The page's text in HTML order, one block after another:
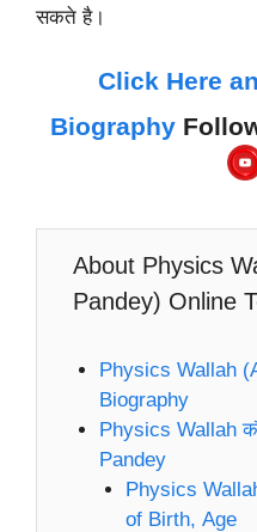
सकते है।
Click Here
Biography
About Physics
Pandey) Online
Physics Wallah
Biography
Physics Wallah
Pandey
Physics
of Birth, Age